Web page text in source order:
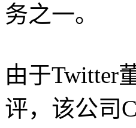
务之一。
由于Twitter
评，该公司